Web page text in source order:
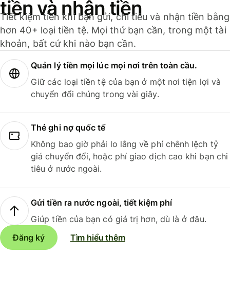
tiền và nhận tiền
Tiết kiệm tiền khi bạn gửi, chi tiêu và nhận tiền bằng
hơn 40+ loại tiền tệ. Mọi thứ bạn cần, trong một tài
khoản, bất cứ khi nào bạn cần.
Quản lý tiền mọi lúc mọi nơi trên toàn cầu.
Giữ các loại tiền tệ của bạn ở một nơi tiện lợi và
chuyển đổi chúng trong vài giây.
Thẻ ghi nợ quốc tế
Không bao giờ phải lo lắng về phí chênh lệch tỷ
giá chuyển đổi, hoặc phí giao dịch cao khi bạn chi
tiêu ở nước ngoài.
Gửi tiền ra nước ngoài, tiết kiệm phí
Giúp tiền của bạn có giá trị hơn, dù là ở đâu.
Đăng ký
Tìm hiểu thêm